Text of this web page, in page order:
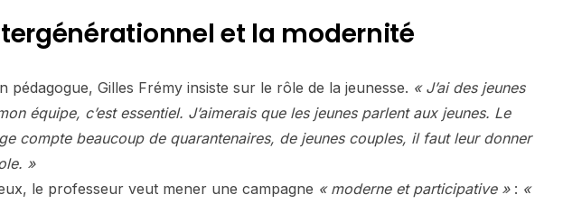
et la modernité
pédagogue, Gilles Frémy insiste sur le rôle de la jeunesse. « J’ai des jeunes
équipe, c’est essentiel. J’aimerais que les jeunes parlent aux jeunes. Le
compte beaucoup de quarantenaires, de jeunes couples, il faut leur donner
»
le professeur veut mener une campagne « moderne et participative »: «